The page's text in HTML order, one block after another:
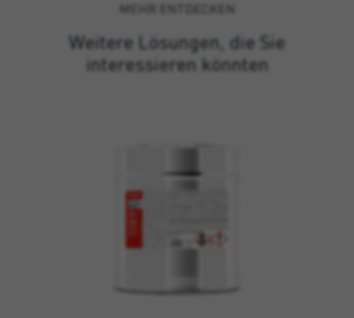
MEHR ENTDECKEN
Weitere Lösungen, die Sie
interessieren könnten